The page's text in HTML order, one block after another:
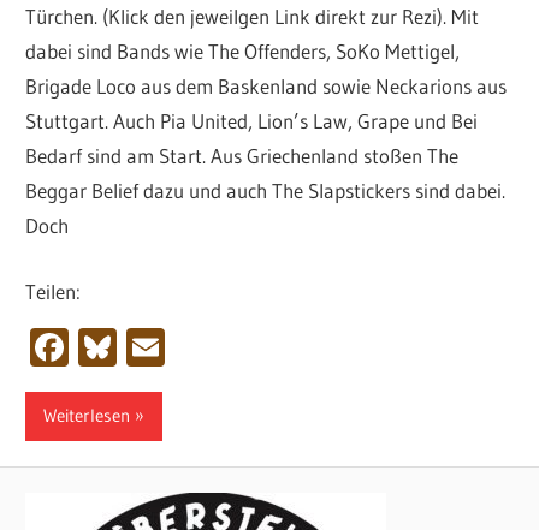
Türchen. (Klick den jeweilgen Link direkt zur Rezi). Mit
dabei sind Bands wie The Offenders, SoKo Mettigel,
Brigade Loco aus dem Baskenland sowie Neckarions aus
Stuttgart. Auch Pia United, Lion’s Law, Grape und Bei
Bedarf sind am Start. Aus Griechenland stoßen The
Beggar Belief dazu und auch The Slapstickers sind dabei.
Doch
Teilen:
Facebook
Bluesky
Weiterlesen